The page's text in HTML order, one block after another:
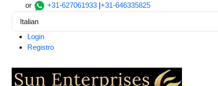
or +31-627061933 |+31-646335825
Italian
Login
Registro